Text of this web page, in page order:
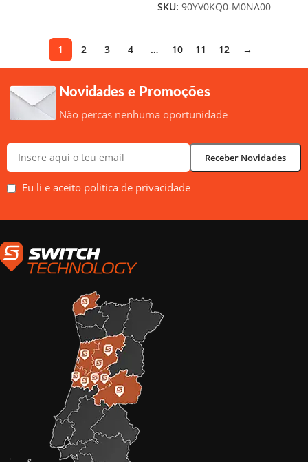
SKU: 90YV0KQ0-M0NA00
1 2 3 4 … 10 11 12 →
Novidades e Promoções
Não percas nenhuma oportunidade
Eu li e aceito politica de privacidade